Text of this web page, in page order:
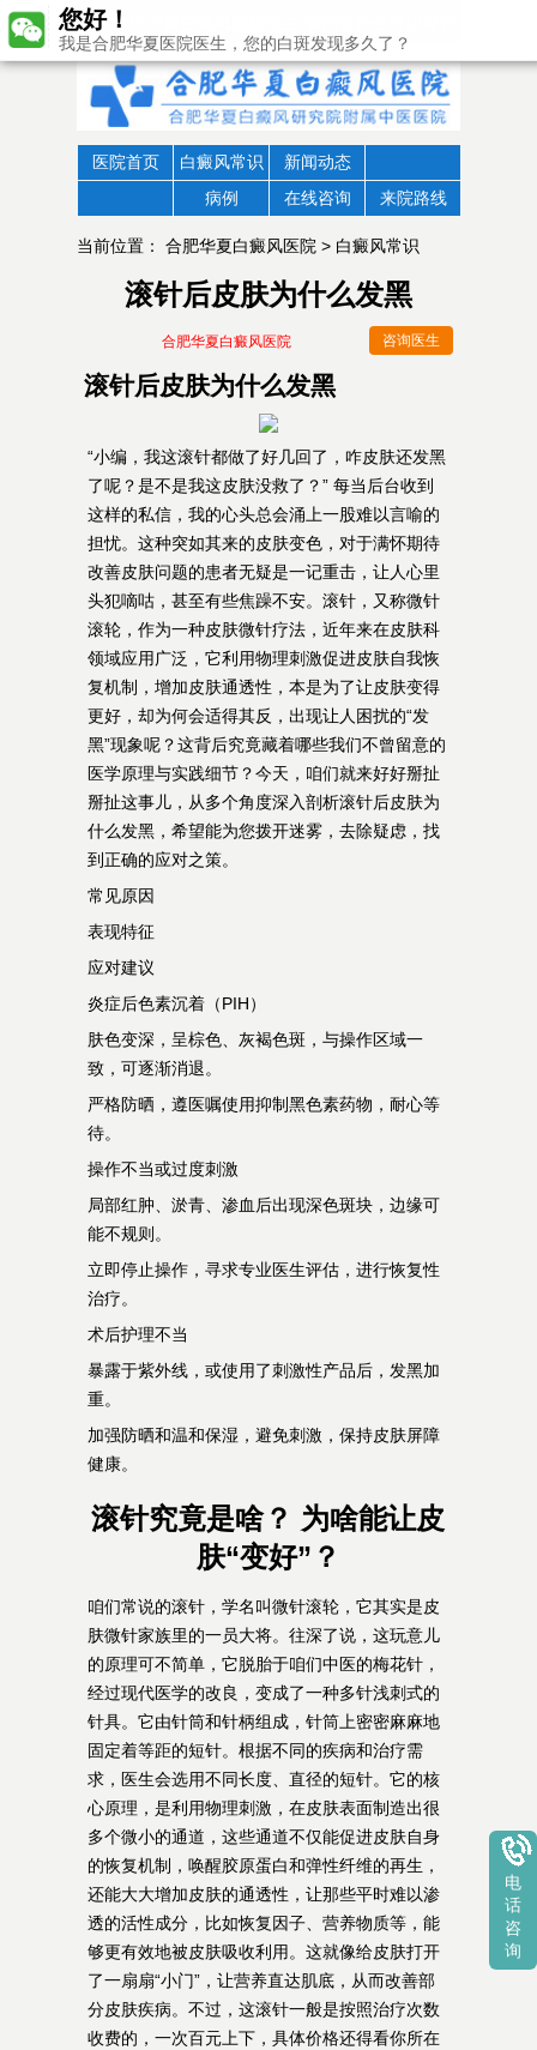
医院首页 白癜风常识
新闻动态
病例
在线咨询 来院路线
当前位置： 合肥华夏白癜风医院 > 白癜风常识
滚针后皮肤为什么发黑
合肥华夏白癜风医院 咨询医生
滚针后皮肤为什么发黑
“小编，我这滚针都做了好几回了，咋皮肤还发黑
了呢？是不是我这皮肤没救了？” 每当后台收到
这样的私信，我的心头总会涌上一股难以言喻的
担忧。这种突如其来的皮肤变色，对于满怀期待
改善皮肤问题的患者无疑是一记重击，让人心里
头犯嘀咕，甚至有些焦躁不安。滚针，又称微针
滚轮，作为一种皮肤微针疗法，近年来在皮肤科
领域应用广泛，它利用物理刺激促进皮肤自我恢
复机制，增加皮肤通透性，本是为了让皮肤变得
更好，却为何会适得其反，出现让人困扰的“发
黑”现象呢？这背后究竟藏着哪些我们不曾留意的
医学原理与实践细节？今天，咱们就来好好掰扯
掰扯这事儿，从多个角度深入剖析滚针后皮肤为
什么发黑，希望能为您拨开迷雾，去除疑虑，找
到正确的应对之策。
常见原因
表现特征
应对建议
炎症后色素沉着（PIH）
肤色变深，呈棕色、灰褐色斑，与操作区域一
致，可逐渐消退。
严格防晒，遵医嘱使用抑制黑色素药物，耐心等
待。
操作不当或过度刺激
局部红肿、淤青、渗血后出现深色斑块，边缘可
能不规则。
立即停止操作，寻求专业医生评估，进行恢复性
治疗。
术后护理不当
暴露于紫外线，或使用了刺激性产品后，发黑加
重。
加强防晒和温和保湿，避免刺激，保持皮肤屏障
健康。
滚针究竟是啥？ 为啥能让皮
肤“变好”？
咱们常说的滚针，学名叫微针滚轮，它其实是皮
肤微针家族里的一员大将。往深了说，这玩意儿
的原理可不简单，它脱胎于咱们中医的梅花针，
经过现代医学的改良，变成了一种多针浅刺式的
针具。它由针筒和针柄组成，针筒上密密麻麻地
固定着等距的短针。根据不同的疾病和治疗需
求，医生会选用不同长度、直径的短针。它的核
心原理，是利用物理刺激，在皮肤表面制造出很
多个微小的通道，这些通道不仅能促进皮肤自身
的恢复机制，唤醒胶原蛋白和弹性纤维的再生，
还能大大增加皮肤的通透性，让那些平时难以渗
透的活性成分，比如恢复因子、营养物质等，能
够更有效地被皮肤吸收利用。这就像给皮肤打开
了一扇扇“小门”，让营养直达肌底，从而改善部
分皮肤疾病。不过，这滚针一般是按照治疗次数
收费的，一次百元上下，具体价格还得看你所在
您好！
我是合肥华夏医院医生，您的白斑发现多久了？
电
话
咨
询